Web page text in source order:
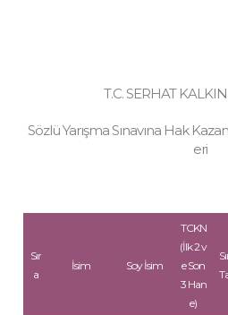
T.C. SERHAT
Sözlü Yarışma Sınavına Hak
eri
Sır
a
İsim Soy İsim
TCKN
(İlk 2 v
e Son
3 Han
e)